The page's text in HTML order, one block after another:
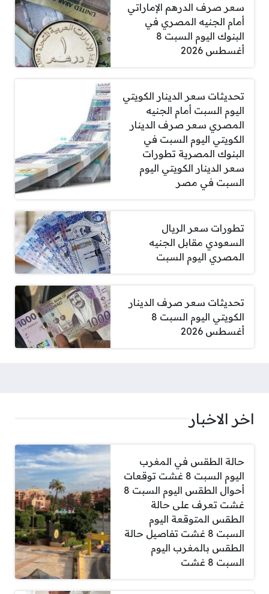
سعر صرف الدرهم الإماراتي
أمام الجنيه المصري في
البنوك اليوم السبت 8
أغسطس 2026
تحديثات سعر الدينار الكويتي
اليوم السبت أمام الجنيه
المصري سعر صرف الدينار
الكويتي اليوم السبت في
البنوك المصرية تطورات
سعر الدينار الكويتي اليوم
السبت في مصر
تطورات سعر الريال
السعودي مقابل الجنيه
المصري اليوم السبت
تحديثات سعر صرف الدينار
الكويتي اليوم السبت 8
أغسطس 2026
اخر الاخبار
حالة الطقس في المغرب
اليوم السبت 8 غشت توقعات
أحوال الطقس اليوم السبت 8
غشت تعرف على حالة
الطقس المتوقعة اليوم
السبت 8 غشت تفاصيل حالة
الطقس بالمغرب اليوم
السبت 8 غشت